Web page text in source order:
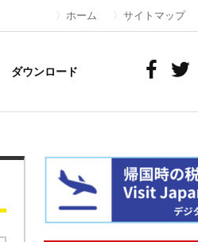
ホーム サイトマップ
ダウンロード